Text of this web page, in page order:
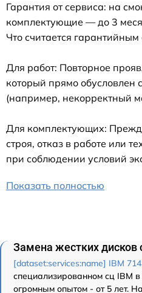
Гарантия от сервиса: на
комплектующие — до 3
Что считается гарантийным
Для работ: Повторное
который прямо обусловлен
(например, некорректный
Для комплектующих:
строя, отказ в работе или
при соблюдении условий
Показать полностью
Замена жестких дисков
[dataset:services:name] IBM
специализированном сц IBM
огромным опытом - от 5 лет.